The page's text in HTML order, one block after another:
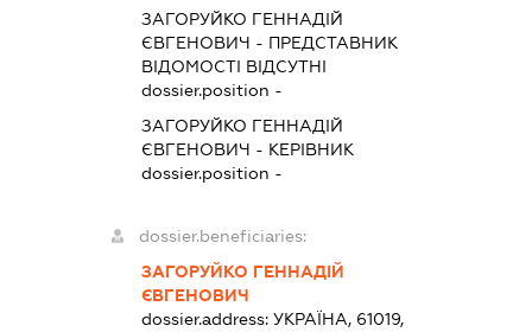
ЗАГОРУЙКО ГЕННАДІЙ
ЄВГЕНОВИЧ - ПРЕДСТАВНИК
ВІДОМОСТІ ВІДСУТНІ
dossier.position -
ЗАГОРУЙКО ГЕННАДІЙ
ЄВГЕНОВИЧ - КЕРІВНИК
dossier.position -
dossier.beneficiaries:
ЗАГОРУЙКО ГЕННАДІЙ
ЄВГЕНОВИЧ
dossier.address: УКРАЇНА, 61019,